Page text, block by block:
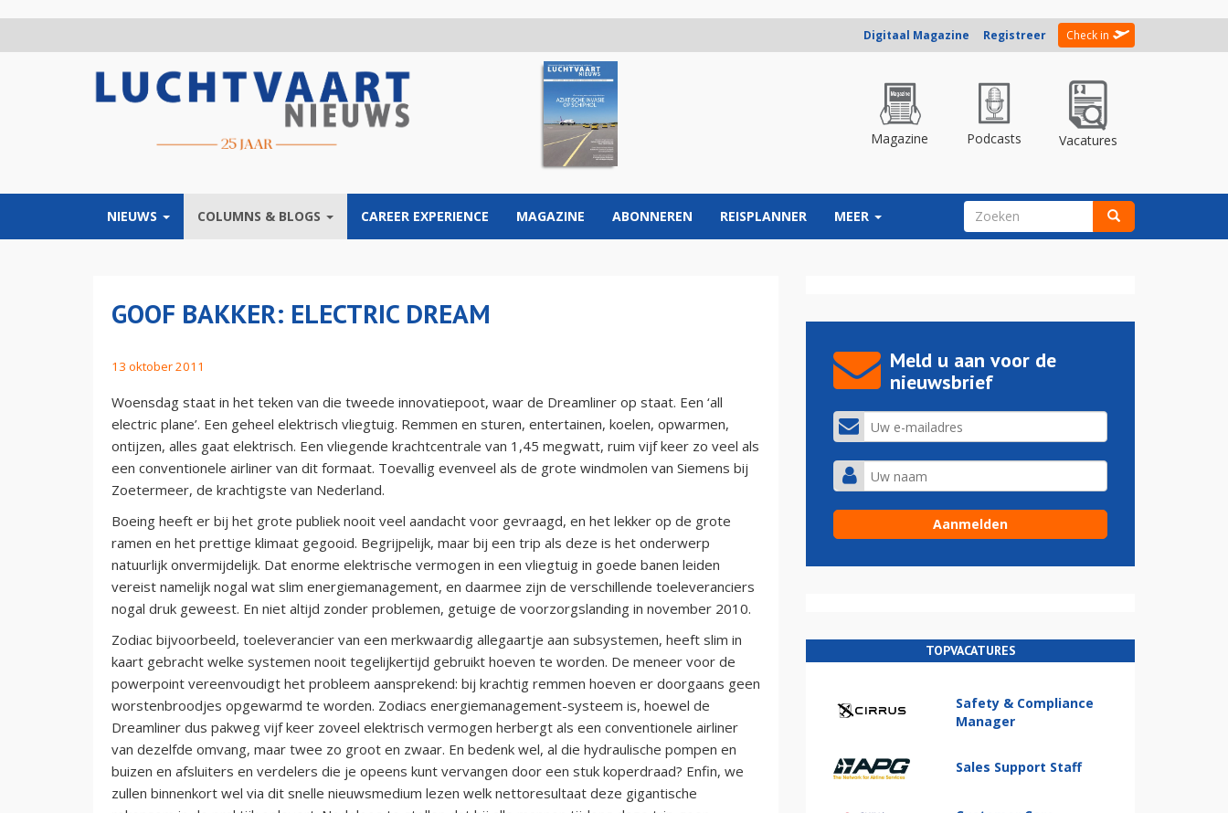
Digitaal Magazine Registreer Check in
Magazine Podcasts Vacatures
NIEUWS COLUMNS & BLOGS CAREER EXPERIENCE MAGAZINE ABONNEREN REISPLANNER MEER ZOEKVELD
GOOF BAKKER: ELECTRIC DREAM
13 oktober 2011
Woensdag staat in het teken van die tweede innovatiepoot, waar de Dreamliner op staat. Een ‘all
electric plane’. Een geheel elektrisch vliegtuig. Remmen en sturen, entertainen, koelen, opwarmen,
ontijzen, alles gaat elektrisch. Een vliegende krachtcentrale van 1,45 megwatt, ruim vijf keer zo veel als
een conventionele airliner van dit formaat. Toevallig evenveel als de grote windmolen van Siemens bij
Zoetermeer, de krachtigste van Nederland.
Boeing heeft er bij het grote publiek nooit veel aandacht voor gevraagd, en het lekker op de grote
ramen en het prettige klimaat gegooid. Begrijpelijk, maar bij een trip als deze is het onderwerp
natuurlijk onvermijdelijk. Dat enorme elektrische vermogen in een vliegtuig in goede banen leiden
vereist namelijk nogal wat slim energiemanagement, en daarmee zijn de verschillende toeleveranciers
nogal druk geweest. En niet altijd zonder problemen, getuige de voorzorgslanding in november 2010.
Zodiac bijvoorbeeld, toeleverancier van een merkwaardig allegaartje aan subsystemen, heeft slim in
kaart gebracht welke systemen nooit tegelijkertijd gebruikt hoeven te worden. De meneer voor de
powerpoint vereenvoudigt het probleem aansprekend: bij krachtig remmen hoeven er doorgaans geen
worstenbroodjes opgewarmd te worden. Zodiacs energiemanagement-systeem is, hoewel de
Dreamliner dus pakweg vijf keer zoveel elektrisch vermogen herbergt als een conventionele airliner
van dezelfde omvang, maar twee zo groot en zwaar. En bedenk wel, al die hydraulische pompen en
buizen en afsluiters en verdelers die je opeens kunt vervangen door een stuk koperdraad? Enfin, we
zullen binnenkort wel via dit snelle nieuwsmedium lezen welk nettoresultaat deze gigantische
Meld u aan voor de
nieuwsbrief
TOPVACATURES
Safety & Compliance
Manager
Sales Support Staff